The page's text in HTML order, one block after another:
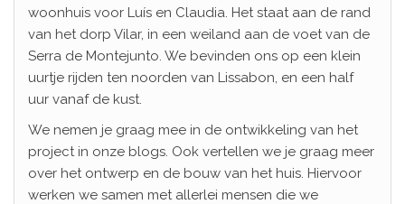
woonhuis voor Luís en Claudia. Het staat aan de rand
van het dorp Vilar, in een weiland aan de voet van de
Serra de Montejunto. We bevinden ons op een klein
uurtje rijden ten noorden van Lissabon, en een half
uur vanaf de kust.
We nemen je graag mee in de ontwikkeling van het
project in onze blogs. Ook vertellen we je graag meer
over het ontwerp en de bouw van het huis. Hiervoor
werken we samen met allerlei mensen die we